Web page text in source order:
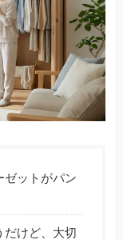
ゼットがパン
だけど、大切